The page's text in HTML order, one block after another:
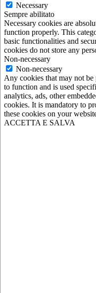
Necessary
Sempre abilitato
Necessary cookies are
function properly. This
basic functionalities and
cookies do not store any
Non-necessary
Non-necessary
Any cookies that may not
to function and is used
analytics, ads, other
cookies. It is mandatory to
these cookies on your
ACCETTA E SALVA